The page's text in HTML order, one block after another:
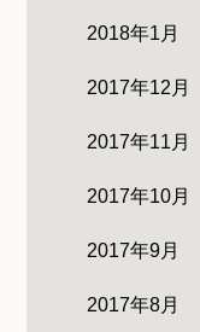
2018年1月
2017年12月
2017年11月
2017年10月
2017年9月
2017年8月